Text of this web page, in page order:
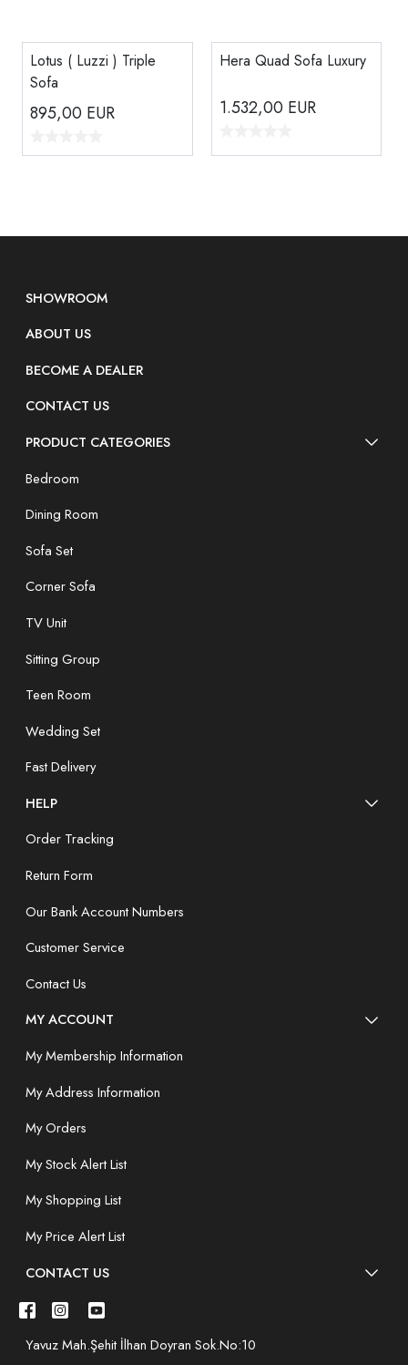
Lotus ( Luzzi ) Triple
Sofa
895,00 EUR
Hera Quad Sofa Luxury
1.532,00 EUR
SHOWROOM
ABOUT US
BECOME A DEALER
CONTACT US
PRODUCT CATEGORIES
Bedroom
Dining Room
Sofa Set
Corner Sofa
TV Unit
Sitting Group
Teen Room
Wedding Set
Fast Delivery
HELP
Order Tracking
Return Form
Our Bank Account Numbers
Customer Service
Contact Us
MY ACCOUNT
My Membership Information
My Address Information
My Orders
My Stock Alert List
My Shopping List
My Price Alert List
CONTACT US
Yavuz Mah.Şehit İlhan Doyran Sok.No:10